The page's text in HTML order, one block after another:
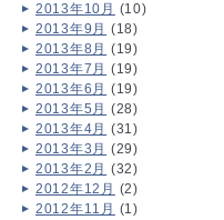
2013年10月 (10)
2013年9月 (18)
2013年8月 (19)
2013年7月 (19)
2013年6月 (19)
2013年5月 (28)
2013年4月 (31)
2013年3月 (29)
2013年2月 (32)
2012年12月 (2)
2012年11月 (1)